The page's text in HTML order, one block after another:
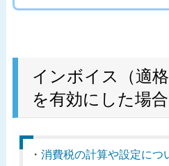
インボイス（適
を有効にした場
・ 消費税の計算や設定につ